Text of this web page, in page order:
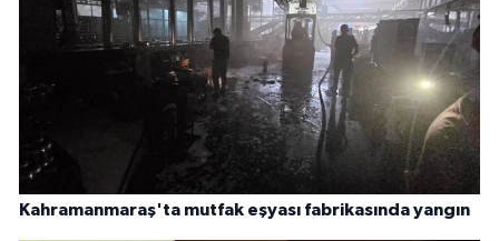
Kahramanmaraş'ta mutfak eşyası fabrikasında yangın